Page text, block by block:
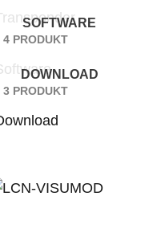
SOFTWARE
4 PRODUKT
DOWNLOAD
3 PRODUKT